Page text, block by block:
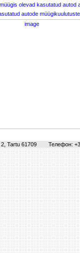
olevad kasutatud autod
autode
Tartu 61709 Телефон: